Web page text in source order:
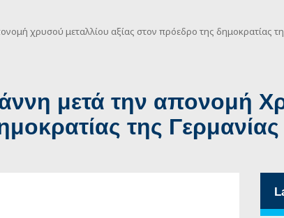
χρυσού μεταλλίου αξίας στον πρόεδρο της δημοκρατίας
μετά την απονομή
της Γερμανίας